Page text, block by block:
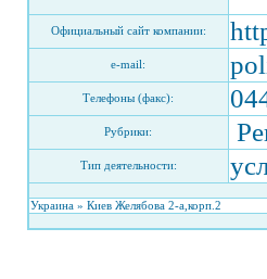
Официальный сайт компании:
e-mail:
Телефоны (факс):
Рубрики:
Тип деятельности:
Украина » Киев Желябова 2-а,корп.2